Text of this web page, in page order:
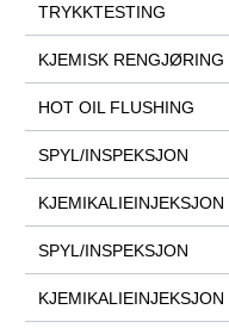
TRYKKTESTING
KJEMISK RENGJØRING
HOT OIL FLUSHING
SPYL/INSPEKSJON
KJEMIKALIEINJEKSJON
SPYL/INSPEKSJON
KJEMIKALIEINJEKSJON